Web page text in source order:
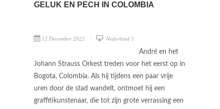
GELUK EN PECH IN COLOMBIA
12 December 2022 Nederland 1
André en het
Johann Strauss Orkest treden voor het eerst op in
Bogota, Colombia. Als hij tijdens een paar vrije
uren door de stad wandelt, ontmoet hij een
graffitikunstenaar, die tot zijn grote verrassing een